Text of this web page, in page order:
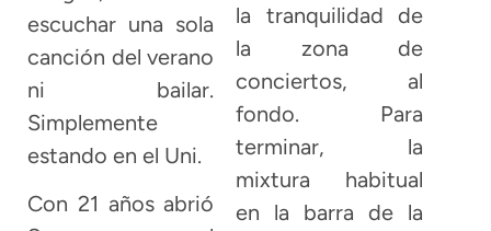
escuchar una sola
canción del verano
ni bailar.
Simplemente
estando en el Uni.
Con 21 años abrió
la tranquilidad de
la zona de
conciertos, al
fondo. Para
terminar, la
mixtura habitual
en la barra de la